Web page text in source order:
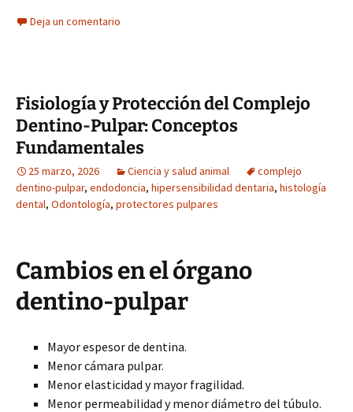
Deja un comentario
Fisiología y Protección del Complejo
Dentino-Pulpar: Conceptos
Fundamentales
25 marzo, 2026 Ciencia y salud animal
complejo
dentino-pulpar, endodoncia, hipersensibilidad dentaria, histología
dental, Odontología, protectores pulpares
Cambios en el órgano
dentino-pulpar
Mayor espesor de dentina.
Menor cámara pulpar.
Menor elasticidad y mayor fragilidad.
Menor permeabilidad y menor diámetro del túbulo.